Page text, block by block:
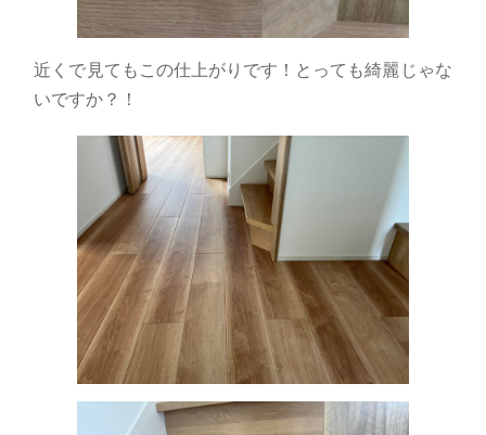
近くで見てもこの仕上がりです！とっても綺麗じゃな
いですか？！